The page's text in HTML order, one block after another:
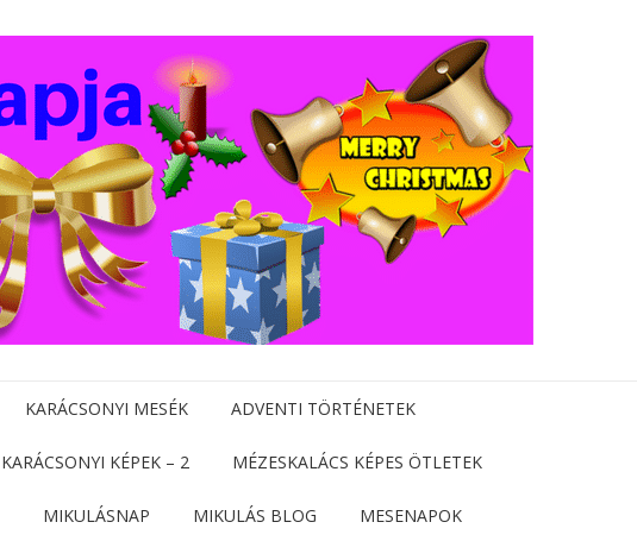
KARÁCSONYI MESÉK ADVENTI TÖRTÉNETEK
KARÁCSONYI KÉPEK – 2 MÉZESKALÁCS KÉPES ÖTLETEK
MIKULÁSNAP MIKULÁS BLOG MESENAPOK